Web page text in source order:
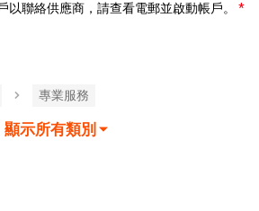
以聯絡供應商，請查看電郵並啟動帳戶。
專業服務
顯示所有類別